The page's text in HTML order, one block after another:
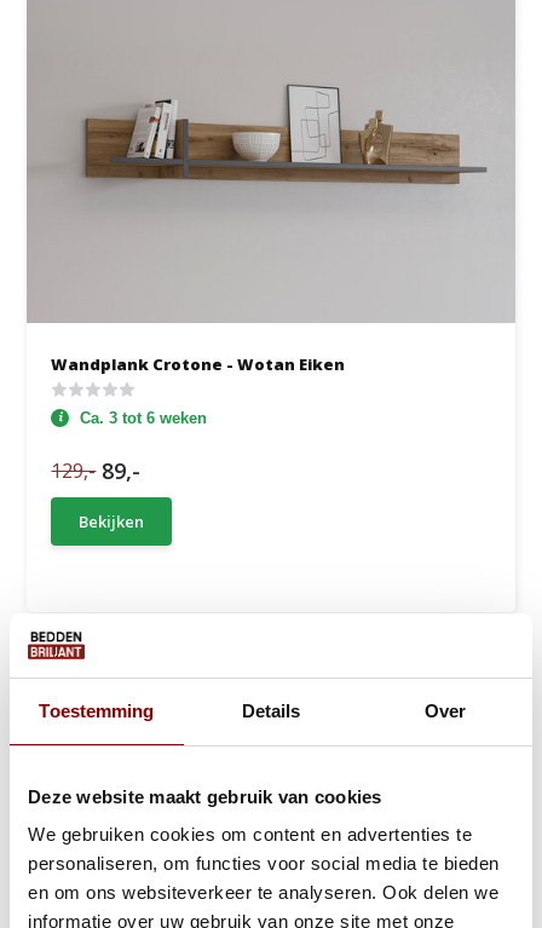
Toestemming Details Over
Deze website maakt gebruik van cookies
We gebruiken cookies om content en advertenties te
personaliseren, om functies voor social media te bieden
en om ons websiteverkeer te analyseren. Ook delen we
informatie over uw gebruik van onze site met onze
Wandplank Crotone - Wotan Eiken
Ca. 3 tot 6 weken
129,- 89,-
Bekijken